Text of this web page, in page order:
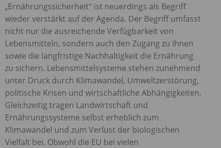
„Ernährungssicherheit“ ist neuerdings als Begriff
wieder verstärkt auf der Agenda. Der Begriff umfasst
nicht nur die ausreichende Verfügbarkeit von
Lebensmitteln, sondern auch den Zugang zu ihnen
sowie die langfristige Nachhaltigkeit die Ernährung
zu sichern. Lebensmittelsysteme stehen zunehmend
unter Druck durch Klimawandel, Umweltzerstörung,
politische Krisen und wirtschaftliche Abhängigkeiten.
Gleichzeitig tragen Landwirtschaft und
Ernährungssysteme selbst erheblich zum
Klimawandel und zum Verlust der biologischen
Vielfalt bei. Obwohl die EU bei vielen